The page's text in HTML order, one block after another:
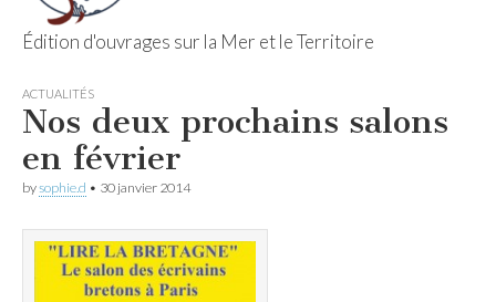
Editions Vivre
Tout
Simplement
Édition d'ouvrages sur la Mer et le Territoire
ACTUALITÉS
Nos deux prochains salons
en février
bysophie.d • 30 janvier 2014